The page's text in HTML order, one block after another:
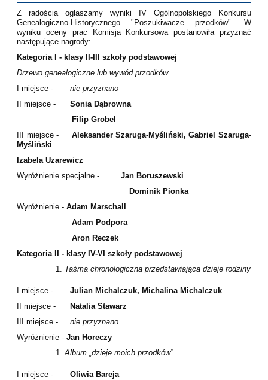
Z radością ogłaszamy wyniki IV Ogólnopolskiego Konkursu
Genealogiczno-Historycznego "Poszukiwacze przodków". W
wyniku oceny prac Komisja Konkursowa postanowiła przyznać
następujące nagrody:
Kategoria I - klasy II-III szkoły podstawowej
Drzewo genealogiczne lub wywód przodków
I miejsce -
nie przyznano
II miejsce -
Sonia Dąbrowna
Filip Grobel
III miejsce -
Aleksander Szaruga-Myśliński, Gabriel Szaruga-
Myśliński
Izabela Uzarewicz
Wyróżnienie specjalne -
Jan Boruszewski
Dominik Pionka
Wyróżnienie - Adam Marschall
Adam Podpora
Aron Reczek
Kategoria II - klasy IV-VI szkoły podstawowej
Taśma chronologiczna przedstawiająca dzieje rodziny
I miejsce -
Julian Michalczuk, Michalina Michalczuk
II miejsce -
Natalia Stawarz
III miejsce -
nie przyznano
Wyróżnienie - Jan Horeczy
Album „dzieje moich przodków”
I miejsce -
Oliwia Bareja